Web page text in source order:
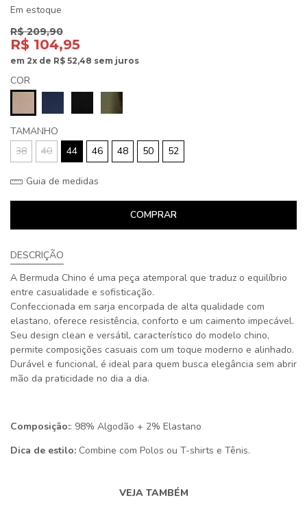
Em estoque
R$ 209,90
R$ 104,95
em 2x de R$ 52,48 sem juros
COR
TAMANHO
38
40 44 46 48 50 52
Guia de medidas
COMPRAR
DESCRIÇÃO
A Bermuda Chino é uma peça atemporal que traduz o equilíbrio
entre casualidade e sofisticação.
Confeccionada em sarja encorpada de alta qualidade com
elastano, oferece resistência, conforto e um caimento impecável.
Seu design clean e versátil, característico do modelo chino,
permite composições casuais com um toque moderno e alinhado.
Durável e funcional, é ideal para quem busca elegância sem abrir
mão da praticidade no dia a dia.
Composição:: 98% Algodão + 2% Elastano
Dica de estilo: Combine com Polos ou T-shirts e Tênis.
VEJA TAMBÉM